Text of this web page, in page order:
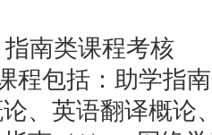
南类课程考核
包括：助学指南
、英语翻译概论